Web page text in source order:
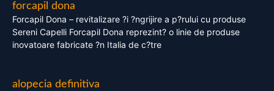
forcapil dona
Forcapil Dona – revitalizare ?i ?ngrijire a p?rului cu produse
Sereni Capelli Forcapil Dona reprezint? o linie de produse
inovatoare fabricate ?n Italia de c?tre
alopecia definitiva